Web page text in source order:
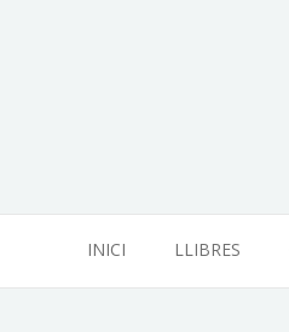
INICI LLIBRES